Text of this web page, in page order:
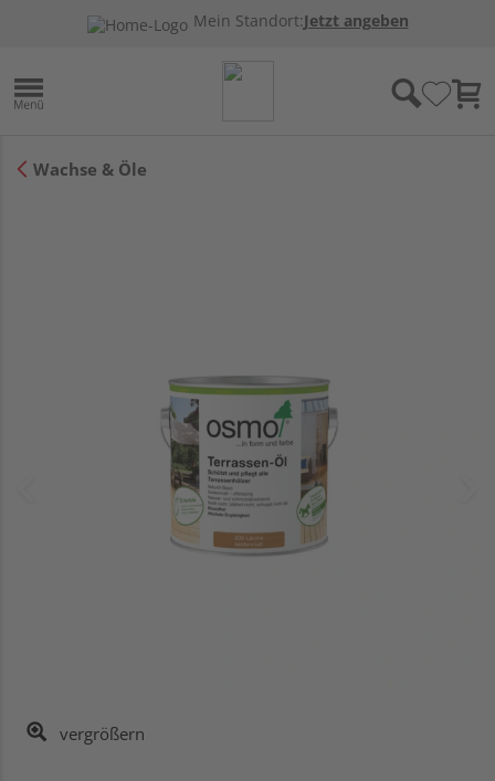
Mein Standort:Jetzt angeben
Wachse & Öle
vergrößern